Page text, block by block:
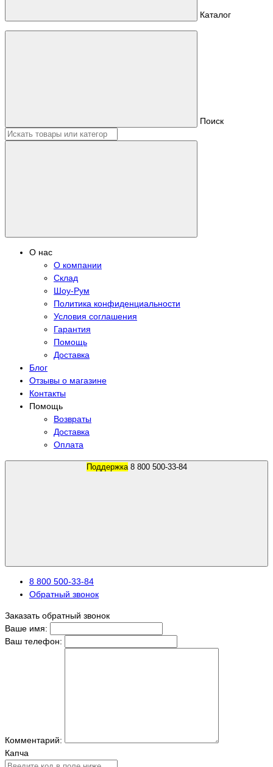
Каталог
Поиск
О нас
О компании
Склад
Шоу-Рум
Политика конфиденциальности
Условия соглашения
Гарантия
Помощь
Доставка
Блог
Отзывы о магазине
Контакты
Помощь
Возвраты
Доставка
Оплата
Поддержка 8 800 500-33-84
8 800 500-33-84
Обратный звонок
Заказать обратный звонок
Ваше имя:
Ваш телефон:
Комментарий:
Капча